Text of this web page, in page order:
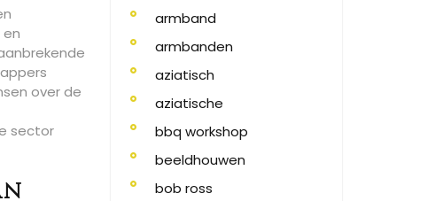
over de
sector
armband
armbanden
aziatisch
aziatische
bbq workshop
beeldhouwen
bob ross